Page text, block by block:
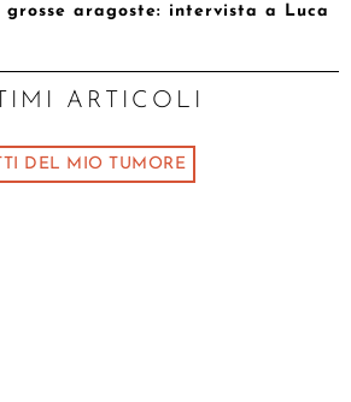
grosse aragoste: intervista a Luca
ARTICOLI
DEL MIO TUMORE